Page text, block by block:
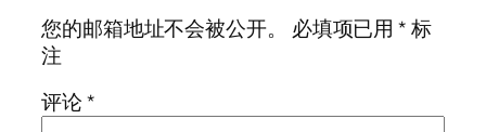
您的邮箱地址不会被公开。
必填项已用*标
注
评论*